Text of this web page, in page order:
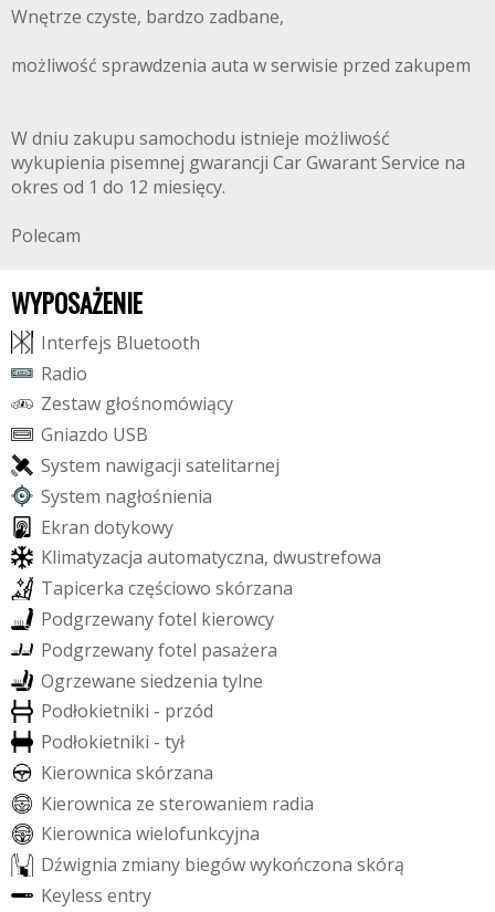
Wnętrze czyste, bardzo zadbane,
możliwość sprawdzenia auta w serwisie przed zakupem
W dniu zakupu samochodu istnieje możliwość
wykupienia pisemnej gwarancji Car Gwarant Service na
okres od 1 do 12 miesięcy.
Polecam
WYPOSAŻENIE
Interfejs Bluetooth
Radio
Zestaw głośnomówiący
Gniazdo USB
System nawigacji satelitarnej
System nagłośnienia
Ekran dotykowy
Klimatyzacja automatyczna, dwustrefowa
Tapicerka częściowo skórzana
Podgrzewanyfotel kierowcy
Podgrzewanyfotel pasażera
Ogrzewane siedzenia tylne
Podłokietniki - przód
Podłokietniki - tył
Kierownica skórzana
Kierownica ze sterowaniem radia
Kierownica wielofunkcyjna
Dźwignia zmiany biegówwykończona skórą
Keyless entry